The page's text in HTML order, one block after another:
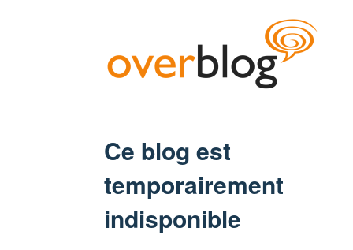
Ce blog est
temporairement
indisponible